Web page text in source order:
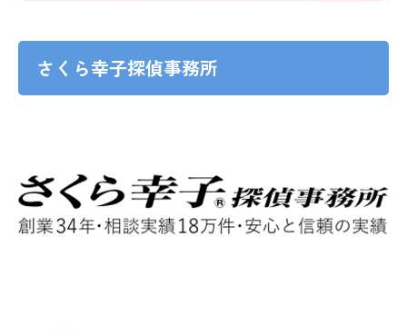
さくら幸子探偵事務所